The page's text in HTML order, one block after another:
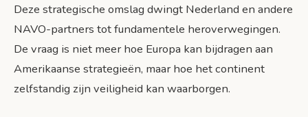
Deze strategische omslag dwingt Nederland en andere
NAVO-partners tot fundamentele heroverwegingen.
De vraag is niet meer hoe Europa kan bijdragen aan
Amerikaanse strategieën, maar hoe het continent
zelfstandig zijn veiligheid kan waarborgen.